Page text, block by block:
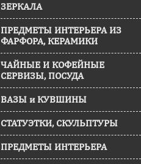
ЗЕРКАЛА
ПРЕДМЕТЫ ИНТЕРЬЕРА ИЗ
ФАРФОРА, КЕРАМИКИ
ЧАЙНЫЕ И КОФЕЙНЫЕ
СЕРВИЗЫ, ПОСУДА
ВАЗЫ и КУВШИНЫ
СТАТУЭТКИ, СКУЛЬПТУРЫ
ПРЕДМЕТЫ ИНТЕРЬЕРА